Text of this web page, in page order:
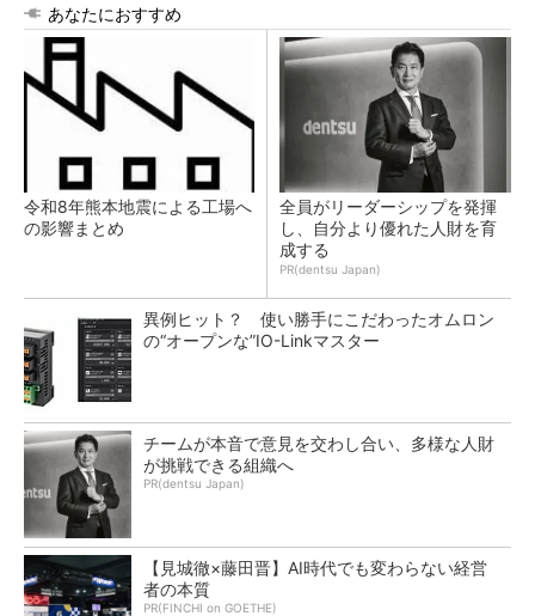
あなたにおすすめ
令和8年熊本地震による工場へ
の影響まとめ
全員がリーダーシップを発揮
し、自分より優れた人財を育
成する
PR(dentsu Japan)
異例ヒット？ 使い勝手にこだわったオムロン
の“オープンな”IO-Linkマスター
チームが本音で意見を交わし合い、多様な人財
が挑戦できる組織へ
PR(dentsu Japan)
【見城徹×藤田晋】AI時代でも変わらない経営
者の本質
PR(FINCHI on GOETHE)